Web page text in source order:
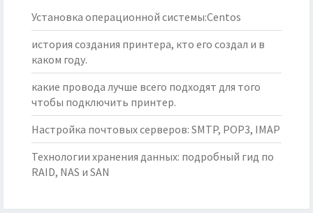
Установка операционной системы:Centos
история создания принтера, кто его создал и в
каком году.
какие провода лучше всего подходят для того
чтобы подключить принтер.
Настройка почтовых серверов: SMTP, POP3, IMAP
Технологии хранения данных: подробный гид по
RAID, NAS и SAN